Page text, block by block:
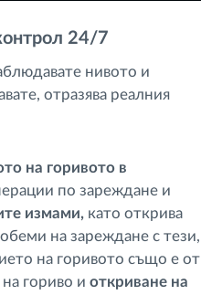
24/7
нивото и
отразява реалния
на горивото в
по зареждане и
измами, като открива
на зареждане с тези,
на горивото също е от
гориво и откриване на